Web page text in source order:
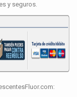
y seguros.